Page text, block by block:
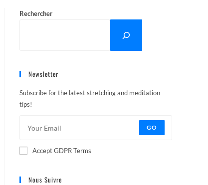
Rechercher
Newsletter
Subscribe for the latest stretching and meditation
tips!
GO
Accept GDPR Terms
Nous Suivre